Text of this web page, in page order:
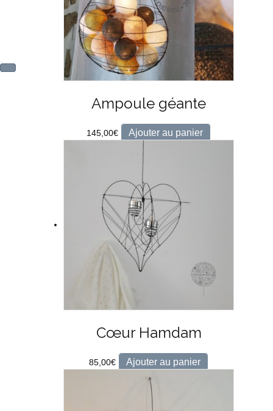
Ampoule géante
145,00€ Ajouter au panier
Cœur Hamdam
85,00€ Ajouter au panier